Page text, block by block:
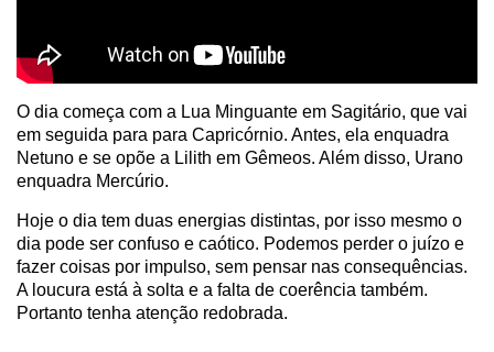
O dia começa com a Lua Minguante em Sagitário, que vai
em seguida para para Capricórnio. Antes, ela enquadra
Netuno e se opõe a Lilith em Gêmeos. Além disso, Urano
enquadra Mercúrio.
Hoje o dia tem duas energias distintas, por isso mesmo o
dia pode ser confuso e caótico. Podemos perder o juízo e
fazer coisas por impulso, sem pensar nas consequências.
A loucura está à solta e a falta de coerência também.
Portanto tenha atenção redobrada.